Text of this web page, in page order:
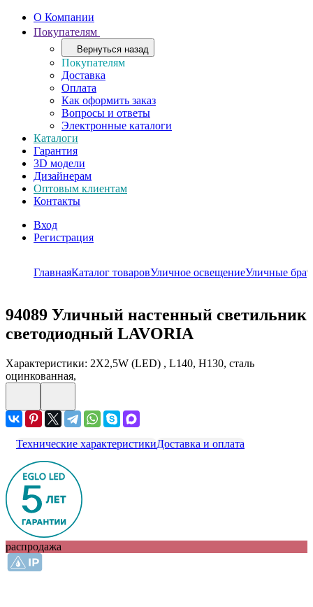
О Компании
Покупателям
Вернуться назад
Покупателям
Доставка
Оплата
Как оформить заказ
Вопросы и ответы
Электронные каталоги
Каталоги
Гарантия
3D модели
Дизайнерам
Оптовым клиентам
Контакты
Вход
Регистрация
ГлавнаяКаталог товаровУличное освещениеУличные бра
94089 Уличный настенный светильник
светодиодный LAVORIA
Характеристики: 2X2,5W (LED) , L140, H130, сталь
оцинкованная,
Технические характеристикиДоставка и оплата
распродажа